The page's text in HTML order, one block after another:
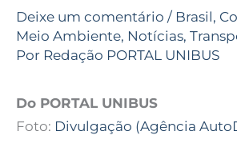
Deixe um comentário / Brasil,
Meio Ambiente, Notícias,
Por Redação PORTAL UNIBUS
Do PORTAL UNIBUS
Foto: Divulgação (Agência